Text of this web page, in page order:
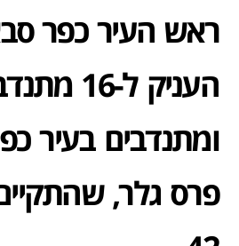
ראש העיר כפר
העניק ל-16
ומתנדבים בעיר
פרס גלר,